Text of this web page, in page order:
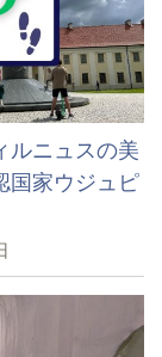
ルニュスの美
国家ウジュピ